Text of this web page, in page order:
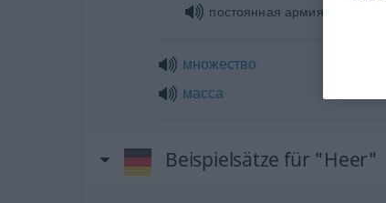
постоянная армия
множество
масса
Beispielsätze für "Heer"